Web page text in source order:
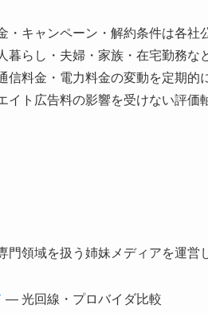
・キャンペーン・解約条件は各社
暮らし・夫婦・家族・在宅勤務な
信料金・電力料金の変動を定期的
イト広告料の影響を受けない評価
門領域を扱う姉妹メディアを運営
— 光回線・プロバイダ比較